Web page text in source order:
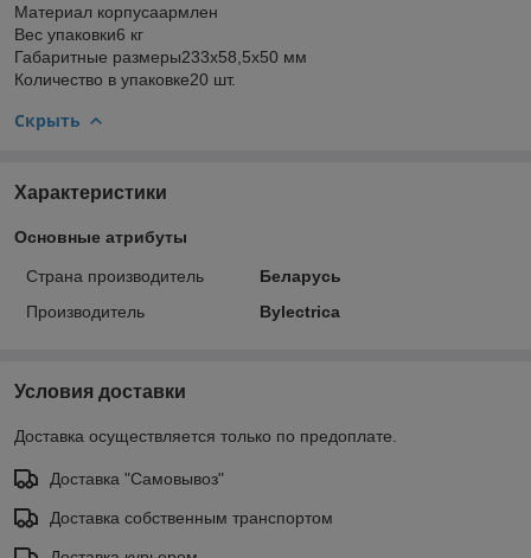
Материал корпусаармлен
Вес упаковки6 кг
Габаритные размеры233х58,5х50 мм
Количество в упаковке20 шт.
Скрыть
Характеристики
Основные атрибуты
Страна производитель
Беларусь
Производитель
Bylectrica
Условия доставки
Доставка осуществляется только по предоплате.
Доставка "Самовывоз"
Доставка собственным транспортом